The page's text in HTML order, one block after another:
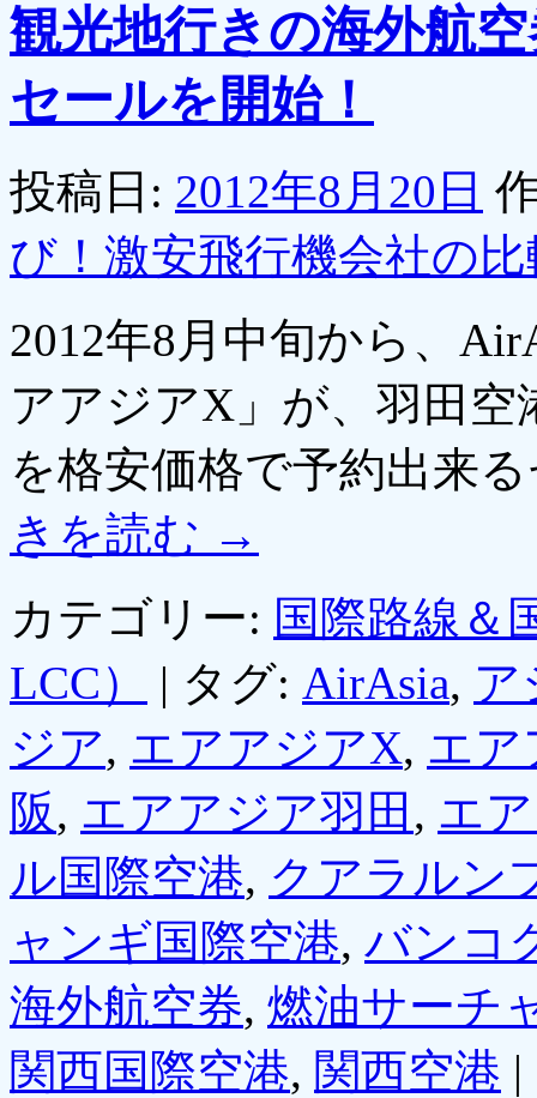
観光地行きの海外航
セールを開始！
投稿日: 2012年8月20日
び！激安飛行機会社の
2012年8月中旬から、
アアジアX」が、羽田空
を格安価格で予約出来
きを読む →
カテゴリー: 国際路線＆
LCC）
| タグ: AirAsia, ア
ジア, エアアジアX, エア
阪, エアアジア羽田 , エ
ル国際空港, クアラルン
ャンギ国際空港, バンコ
海外航空券, 燃油サーチ
関西国際空港, 関西空港 |